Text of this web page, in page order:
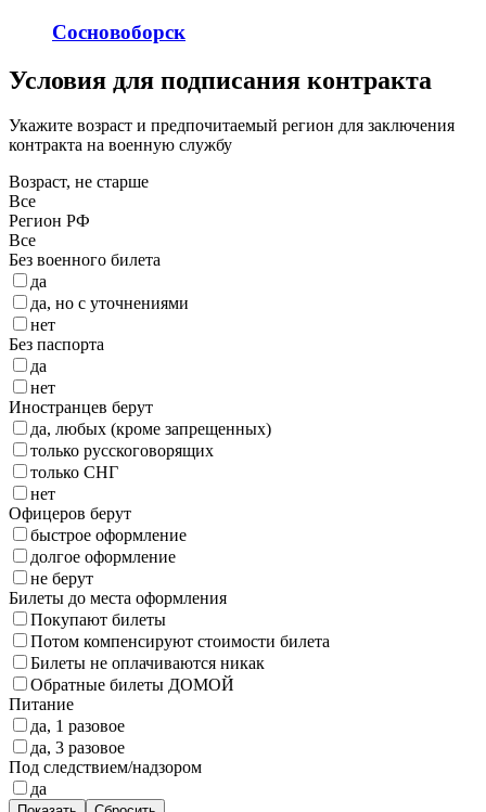
Сосновоборск
Условия для подписания контракта
Укажите возраст и предпочитаемый регион для заключения
контракта на военную службу
Возраст, не старше
Все
Регион РФ
Все
Без военного билета
да
да, но с уточнениями
нет
Без паспорта
да
нет
Иностранцев берут
да, любых (кроме запрещенных)
только русскоговорящих
только СНГ
нет
Офицеров берут
быстрое оформление
долгое оформление
не берут
Билеты до места оформления
Покупают билеты
Потом компенсируют стоимости билета
Билеты не оплачиваются никак
Обратные билеты ДОМОЙ
Питание
да, 1 разовое
да, 3 разовое
Под следствием/надзором
да